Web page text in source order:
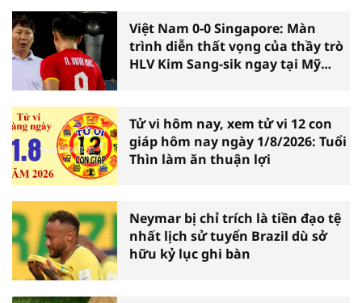
Việt Nam 0-0 Singapore: Màn
trình diễn thất vọng của thầy trò
HLV Kim Sang-sik ngay tại Mỹ
Tử vi hôm nay, xem tử vi 12 con
giáp hôm nay ngày 1/8/2026: Tuổi
Thìn làm ăn thuận lợi
Neymar bị chỉ trích là tiền đạo tệ
nhất lịch sử tuyển Brazil dù sở
hữu kỷ lục ghi bàn